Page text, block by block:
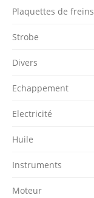
Plaquettes de freins
Strobe
Divers
Echappement
Electricité
Huile
Instruments
Moteur